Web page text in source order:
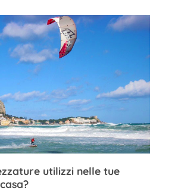
utilizzi nelle tue